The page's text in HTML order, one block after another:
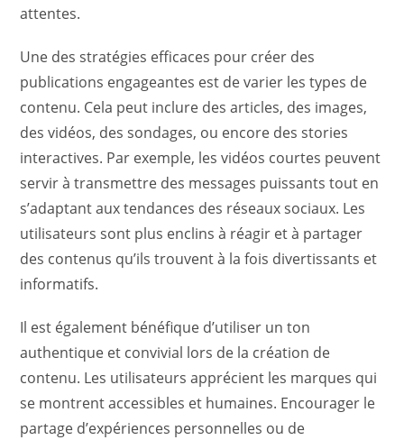
attentes.
Une des stratégies efficaces pour créer des
publications engageantes est de varier les types de
contenu. Cela peut inclure des articles, des images,
des vidéos, des sondages, ou encore des stories
interactives. Par exemple, les vidéos courtes peuvent
servir à transmettre des messages puissants tout en
s’adaptant aux tendances des réseaux sociaux. Les
utilisateurs sont plus enclins à réagir et à partager
des contenus qu’ils trouvent à la fois divertissants et
informatifs.
Il est également bénéfique d’utiliser un ton
authentique et convivial lors de la création de
contenu. Les utilisateurs apprécient les marques qui
se montrent accessibles et humaines. Encourager le
partage d’expériences personnelles ou de